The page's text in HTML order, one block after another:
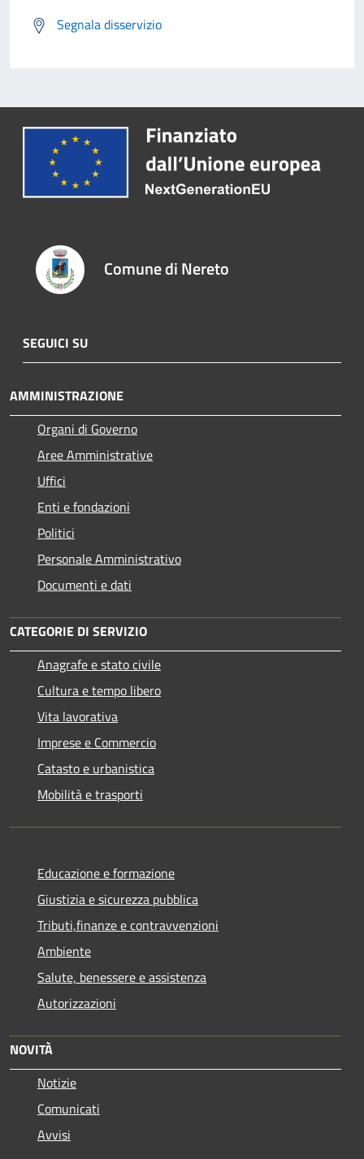
Segnala disservizio
Comune di Nereto
SEGUICI SU
AMMINISTRAZIONE
Organi di Governo
Aree Amministrative
Uffici
Enti e fondazioni
Politici
Personale Amministrativo
Documenti e dati
CATEGORIE DI SERVIZIO
Anagrafe e stato civile
Cultura e tempo libero
Vita lavorativa
Imprese e Commercio
Catasto e urbanistica
Mobilità e trasporti
Educazione e formazione
Giustizia e sicurezza pubblica
Tributi,finanze e contravvenzioni
Ambiente
Salute, benessere e assistenza
Autorizzazioni
NOVITÀ
Notizie
Comunicati
Avvisi